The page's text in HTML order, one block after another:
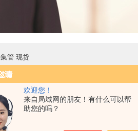
欢迎您！
来自局域网的朋友！有什么可以帮
助您的吗？
管 现货
BD 762165